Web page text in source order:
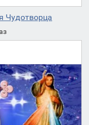
Чудотворца